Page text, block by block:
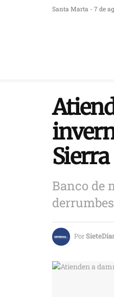
Santa Marta - 7 de
Sierra
Banco de
Por